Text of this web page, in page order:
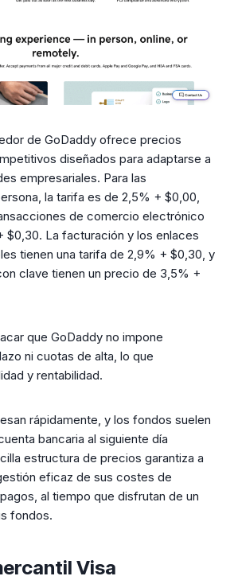
de GoDaddy ofrece precios
diseñados para adaptarse a
empresariales. Para las
la tarifa es de 2,5% + $0,00,
de comercio electrónico
$0,30. La facturación y los enlaces
tienen una tarifa de 2,9% + $0,30, y
clave tienen un precio de 3,5% +
que GoDaddy no impone
ni cuotas de alta, lo que
y rentabilidad.
rápidamente, y los fondos suelen
bancaria al siguiente día
estructura de precios garantiza a
eficaz de sus costes de
al tiempo que disfrutan de un
fondos.
Visa